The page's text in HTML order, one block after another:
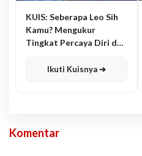
KUIS: Seberapa Leo Sih
Kamu? Mengukur
Tingkat Percaya Diri dan
Ikuti Kuisnya ➔
Komentar